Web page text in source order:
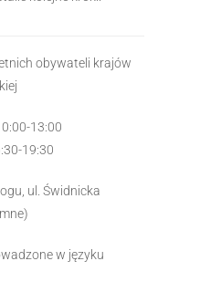
obywateli krajów
13:00
19:30
ul. Świdnicka
w języku